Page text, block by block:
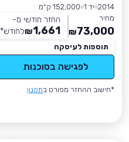
2014 יד 1
152,000 ק״מ
מחיר
73,000
₪
החזר חודשי מ-
1,661
₪לחודש*
תוספות לעיסקה
לפגישה בסוכנות
*חישוב ההחזר מפורט בתקנון